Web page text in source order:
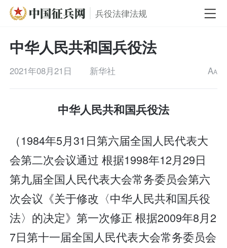
兵役法律法规
中华人民共和国兵役法
2021年08月21日 新华社 AA
中华人民共和国兵役法
（1984年5月31日第六届全国人民代表大
会第二次会议通过 根据1998年12月29日
第九届全国人民代表大会常务委员会第六
次会议《关于修改〈中华人民共和国兵役
法〉的决定》第一次修正 根据2009年8月2
7日第十一届全国人民代表大会常务委员会